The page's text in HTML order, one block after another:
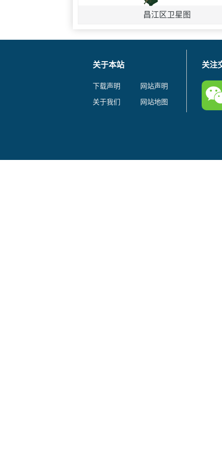
昌江区卫星图
关于本站
下载声明
网站声明
关于我们
网站地图
关注